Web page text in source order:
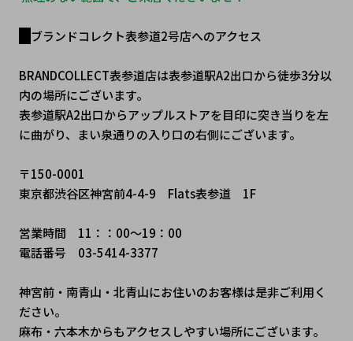
ブランドコレクト表参道2号店へのアクセス
BRANDCOLLECT表参道店は表参道駅A2出口から徒歩3分以
内の場所にございます。
表参道駅A2出口からアップルストアを目印に突き当りを左
に曲がり、まい泉通りの入り口の右側にございます。
〒150-0001
東京都渋谷区神宮前4-4-9　Flats表参道　1F
営業時間　11：：00～19：00
電話番号　03-5414-3377
神宮前・南青山・北青山にお住いのお客様は是非ご利用く
ださい。
麻布・六本木からもアクセスしやすい場所にございます。